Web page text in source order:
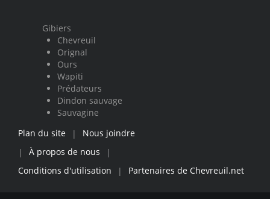
Gibiers
Chevreuil
Orignal
Ours
Wapiti
Prédateurs
Dindon sauvage
Sauvagine
Plan du site
|
Nous joindre
|
À propos de nous
|
Conditions d'utilisation
| Partenaires de Chevreuil.net